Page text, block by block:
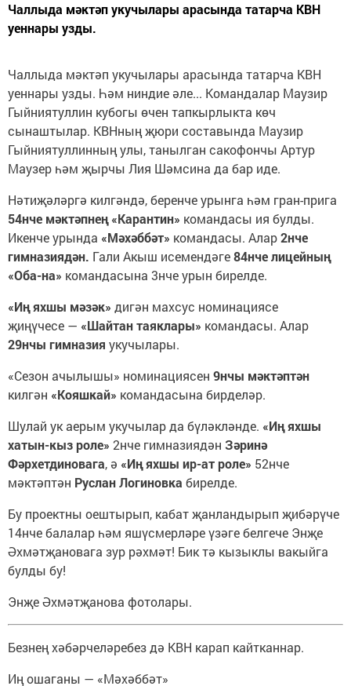
Чаллыда мәктәп укучылары арасында татарча КВН
уеннары узды.
Чаллыда мәктәп укучылары арасында татарча КВН
уеннары узды. Һәм ниндие әле... Командалар Маузир
Гыйниятуллин кубогы өчен тапкырлыкта көч
сынаштылар. КВНның җюри составында Маузир
Гыйниятуллинның улы, танылган сакофончы Артур
Маузер һәм җырчы Лия Шәмсина да бар иде.
Нәтиҗәләргә килгәндә, беренче урынга һәм гран-прига
54нче мәктәпнең «Карантин» командасы ия булды.
Икенче урында «Мәхәббәт» командасы. Алар2нче
гимназиядән. Гали Акыш исемендәге84нче лицейның
«Оба-на» командасына 3нче урын бирелде.
«Иң яхшы мәзәк» дигән махсус номинациясе
җиңүчесе — «Шайтан таяклары» командасы. Алар
29нчы гимназия укучылары.
«Сезон ачылышы» номинациясен 9нчы мәктәптән
килгән «Кояшкай» командасына бирделәр.
Шулай ук аерым укучылар да бүләкләнде. «Иң яхшы
хатын-кыз роле» 2нче гимназиядән Зәринә
Фәрхетдиновага, ә «Иң яхшы ир-ат роле» 52нче
мәктәптән Руслан Логиновка бирелде.
Бу проектны оештырып, кабат җанландырып җибәрүче
14нче балалар һәм яшүсмерләре үзәге белгече Энҗе
Әхмәтҗановага зур рәхмәт! Бик тә кызыклы вакыйга
булды бу!
Энҗе Әхмәтҗанова фотолары.
Безнең хәбәрчеләребез дә КВН карап кайтканнар.
Иң ошаганы — «Мәхәббәт»